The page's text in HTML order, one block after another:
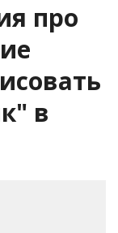
про
в